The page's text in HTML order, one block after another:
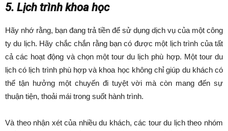
5. Lịch trình khoa học
Hãy nhớ rằng, bạn đang trả tiền để sử dụng dịch vụ của một công
ty du lịch. Hãy chắc chắn rằng bạn có được một lịch trình của tất
cả các hoạt động và chọn một tour du lịch phù hợp. Một tour du
lịch có lịch trình phù hợp và khoa học không chỉ giúp du khách có
thể tận hưởng một chuyến đi tuyệt vời mà còn mang đến sự
thuận tiện, thoải mái trong suốt hành trình.
Và theo nhận xét của nhiều du khách, các tour du lịch theo nhóm